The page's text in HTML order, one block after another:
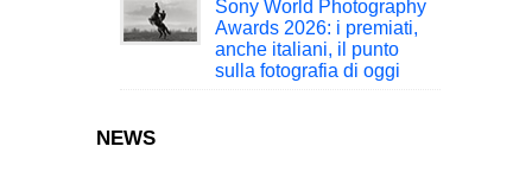
Sony World Photography
Awards 2026: i premiati,
anche italiani, il punto
sulla fotografia di oggi
NEWS